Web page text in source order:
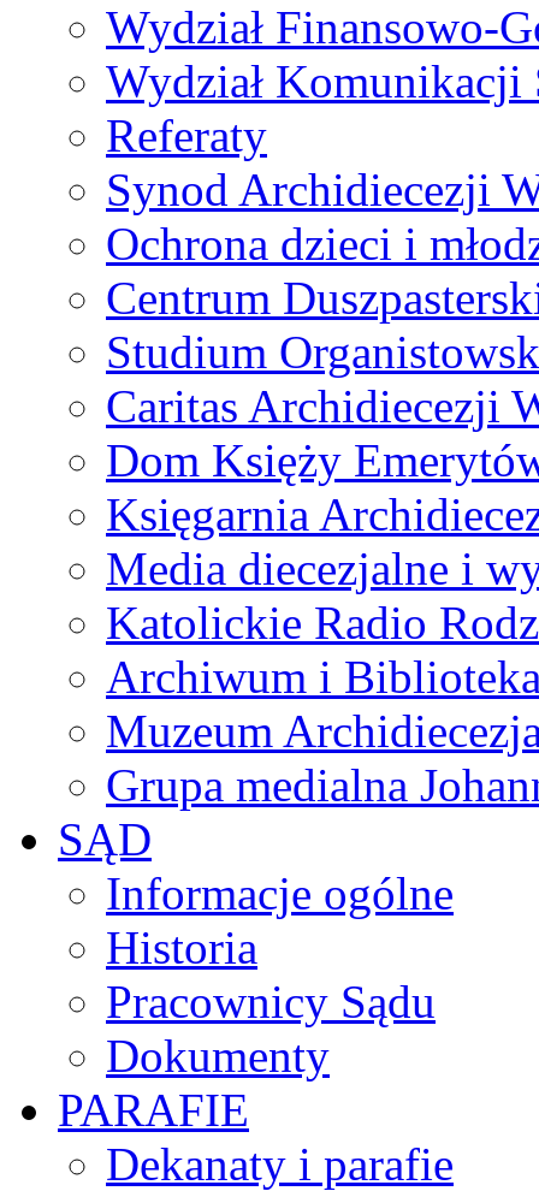
Wydział Finansowo-
Wydział Komunikacji
Referaty
Synod Archidiecezji
Ochrona dzieci i
Centrum
Studium
Caritas Archidiecezji
Dom Księży
Księgarnia
Media diecezjalne i
Katolickie Radio
Archiwum i
Muzeum
Grupa medialna
SĄD
Informacje ogólne
Historia
Pracownicy Sądu
Dokumenty
PARAFIE
Dekanaty i parafie